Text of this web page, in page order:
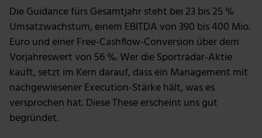
Die Guidance fürs Gesamtjahr steht bei 23 bis 25 %
Umsatzwachstum, einem EBITDA von 390 bis 400 Mio.
Euro und einer Free-Cashflow-Conversion über dem
Vorjahreswert von 56 %. Wer die Sportradar-Aktie
kauft, setzt im Kern darauf, dass ein Management mit
nachgewiesener Execution-Stärke hält, was es
versprochen hat. Diese These erscheint uns gut
begründet.